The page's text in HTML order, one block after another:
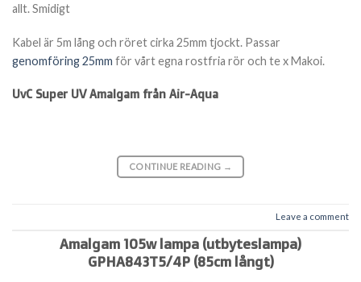
allt. Smidigt
Kabel är 5m lång och röret cirka 25mm tjockt. Passar
genomföring 25mm för vårt egna rostfria rör och te x Makoi.
UvC Super UV Amalgam från Air-Aqua
CONTINUE READING →
Leave a comment
Amalgam 105w lampa (utbyteslampa)
GPHA843T5/4P (85cm långt)